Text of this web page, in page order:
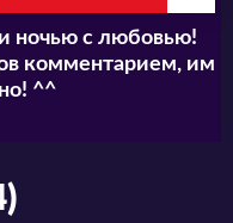
ночью с любовью!
комментарием, им
^^